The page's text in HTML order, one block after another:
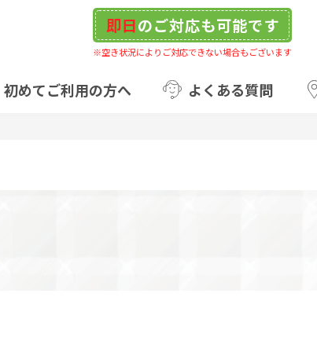
即日のご対応も可能です
※空き状況によりご対応できない場合もございます
初めてご利用の方へ よくある質問